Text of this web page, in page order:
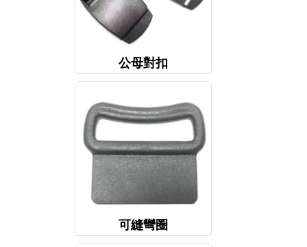
公母對扣
可縫彎圈